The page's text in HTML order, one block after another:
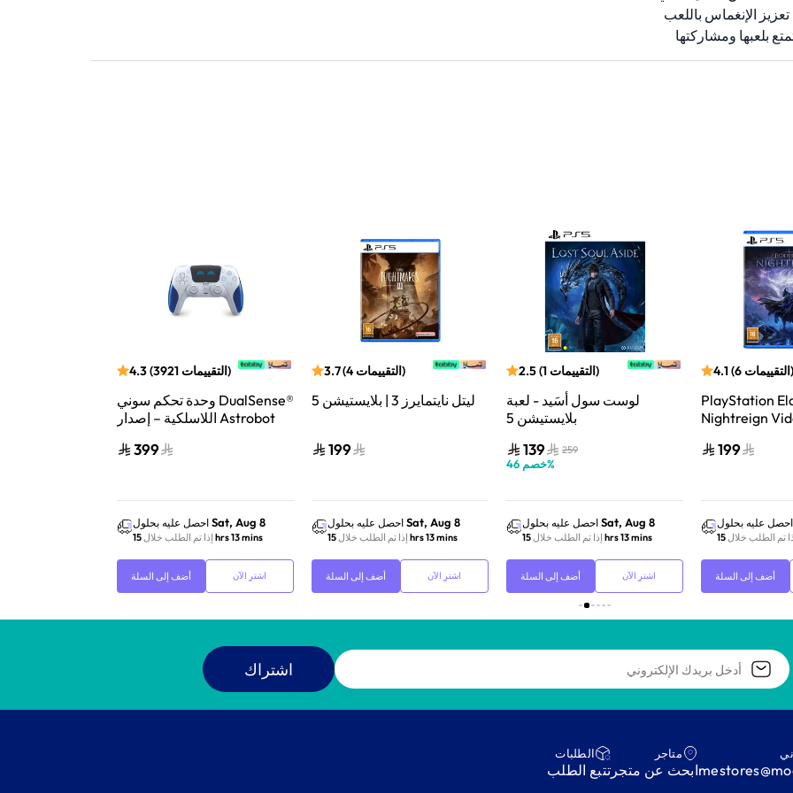
الإنغماس باللعب
بلعبها ومشاركتها
4.3(3921 التقييمات)
وحدة تحكم سوني DualSense®
اللاسلكية – إصدار Astrobot
399
احصل عليه بحلول Sat, Aug 8
إذا تم الطلب خلال 15 hrs 13 mins
أضف إلى السلة اشترِ الآن
3.7(4 التقييمات)
ليتل نايتمايرز 3 | بلايستيشن 5
199
احصل عليه بحلول Sat, Aug 8
إذا تم الطلب خلال 15 hrs 13 mins
أضف إلى السلة اشترِ الآن
2.5(1 التقييمات)
لوست سول أسَيد - لعبة
بلايستيشن 5
139 259
خصم 46 %
احصل عليه بحلول Sat, Aug 8
إذا تم الطلب خلال 15 hrs 13 mins
أضف إلى السلة اشترِ الآن
4.1(6 التقييمات)
PlayStation
Nightreign
199
احصل عليه بحلول
تم الطلب خلال
أضف إلى السلة
اشتراك
متاجر
ابحث عن متجر
‫الطلبات‬
‫تتبع الطلب‬